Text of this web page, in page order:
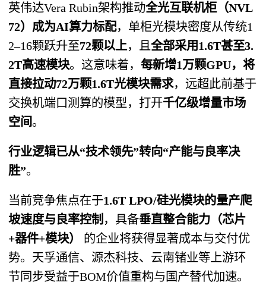
英伟达Vera Rubin架构推动全光互联机柜（NVL
72）成为AI算力标配，单柜光模块密度从传统1
2–16颗跃升至72颗以上，且全部采用1.6T甚至3.
2T高速模块。这意味着，每新增1万颗GPU，将
直接拉动72万颗1.6T光模块需求，远超此前基于
交换机端口测算的模型，打开千亿级增量市场
空间。
行业逻辑已从“技术领先”转向“产能与良率决
胜”。
当前竞争焦点在于1.6T LPO/硅光模块的量产爬
坡速度与良率控制 ，具备垂直整合能力（芯片
+器件+模块）
的企业将获得显著成本与交付优
势。天孚通信、源杰科技、云南锗业等上游环
节同步受益于BOM价值重构与国产替代加速。